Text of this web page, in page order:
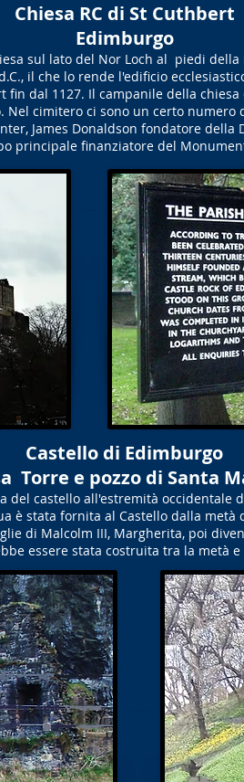
Chiesa RC di St Cuthbert
Edimburgo
sul lato del Nor Loch al piedi
il che lo rende l'edificio
fin dal 1127. Il campanile della
Nel cimitero ci sono un certo
James Donaldson fondatore della
principale finanziatore del
Castello di Edimburgo
Torre e pozzo di Santa
del castello all'estremità occidentale
è stata fornita al Castello dalla metà
di Malcolm III, Margherita, poi
essere stata costruita tra la metà